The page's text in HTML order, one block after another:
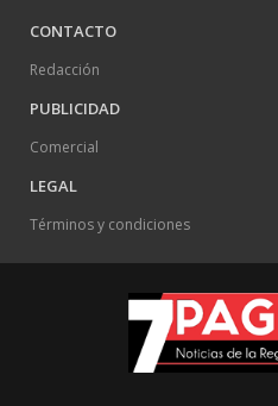
CONTACTO
Redacción
PUBLICIDAD
Comercial
LEGAL
Términos y condiciones